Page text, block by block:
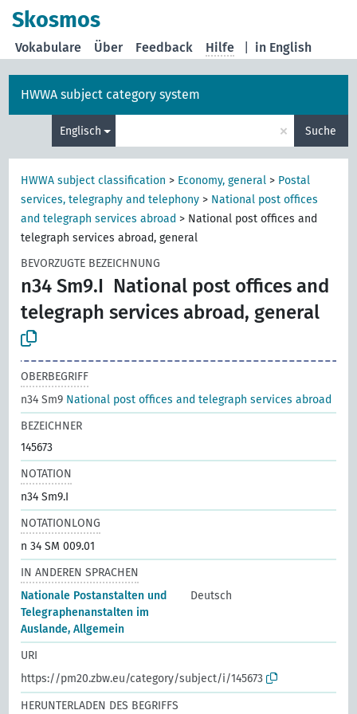
Skosmos
in English
Vokabulare Über Feedback Hilfe
HWWA subject category system
Englisch × Suche
HWWA subject classification > Economy, general > Postal
services, telegraphy and telephony > National post offices
and telegraph services abroad > National post offices and
telegraph services abroad, general
BEVORZUGTE BEZEICHNUNG
n34 Sm9.I National post offices and
telegraph services abroad, general
OBERBEGRIFF
n34 Sm9 National post offices and telegraph services abroad
BEZEICHNER
145673
NOTATION
n34 Sm9.I
NOTATIONLONG
n 34 SM 009.01
IN ANDEREN SPRACHEN
Nationale Postanstalten und
Telegraphenanstalten im
Auslande, Allgemein
Deutsch
URI
https://pm20.zbw.eu/category/subject/i/145673
HERUNTERLADEN DES BEGRIFFS